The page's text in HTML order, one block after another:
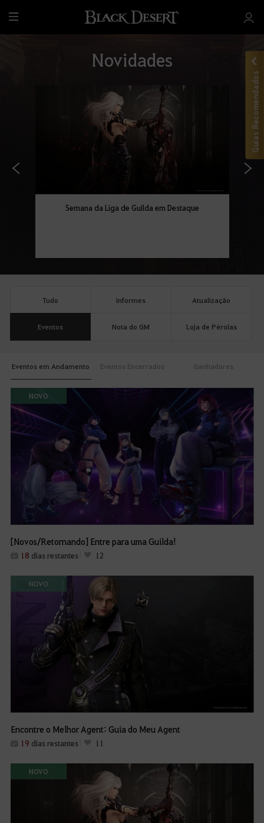
T
u
Novidades
Semana da Liga de Guilda em Destaque
Tudo Informes Atualização
Eventos Nota do GM Loja de Pérolas
Eventos em Andamento Eventos Encerrados Ganhadores
NOVO
[Novos/Retornando] Entre para uma Guilda!
18 dias restantes 12
NOVO
Encontre o Melhor Agent: Guia do Meu Agent
19 dias restantes 11
NOVO
Guias Recomendados